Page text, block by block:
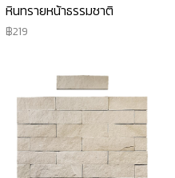
หินทรายหน้าธรรมชาติ
219